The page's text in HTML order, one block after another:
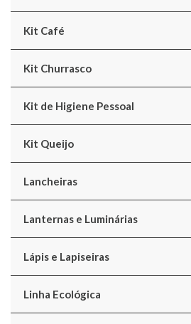
Kit Café
Kit Churrasco
Kit de Higiene Pessoal
Kit Queijo
Lancheiras
Lanternas e Luminárias
Lápis e Lapiseiras
Linha Ecológica